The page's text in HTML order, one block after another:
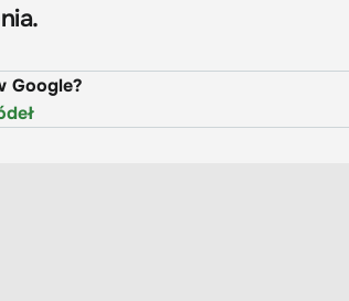
Google?